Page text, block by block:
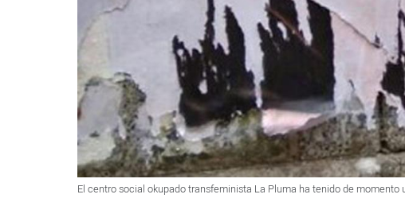
El centro social okupado transfeminista La Pluma ha tenido de